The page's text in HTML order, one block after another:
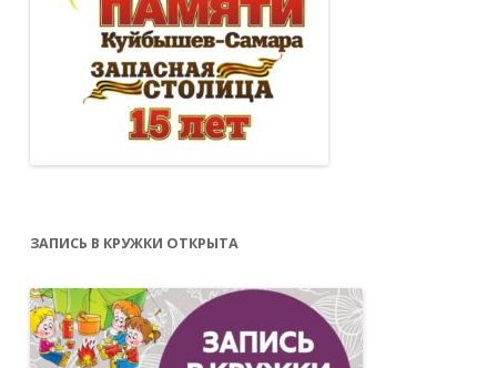
ЗАПИСЬ В КРУЖКИ ОТКРЫТА